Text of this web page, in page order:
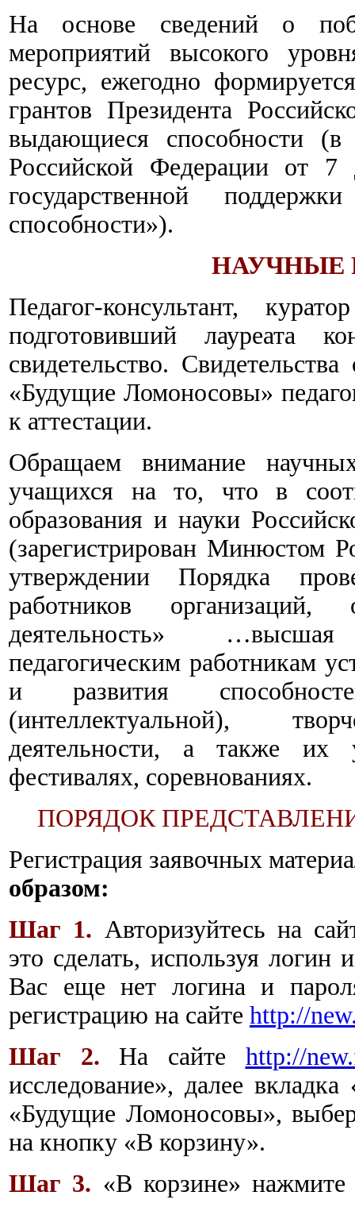
На основе сведений о
мероприятий высокого
ресурс, ежегодно
грантов Президента
выдающиеся способности (в
Российской Федерации от
государственной
способности»).
НАУЧНЫЕ
Педагог-консультант,
подготовивший лауреата
свидетельство.
«Будущие Ломоносовы»
к аттестации.
Обращаем внимание
учащихся на то, что в
образования и науки
(зарегистрирован Минюстом
утверждении Порядка
работников организаций,
деятельность»
педагогическим работникам
и развития
(интеллектуальной),
деятельности, а также их
фестивалях, соревнованиях.
ПОРЯДОК
Регистрация заявочных
образом:
Шаг 1. Авторизуйтесь на
это сделать, используя
Вас еще нет логина и
регистрацию на сайте http://
Шаг 2.
На сайте http://
исследование», далее
«Будущие Ломоносовы»,
на кнопку «В корзину».
Шаг 3. «В корзине»